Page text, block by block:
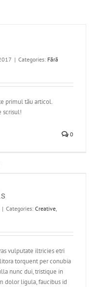
| Categories: Fără
primul tău articol.
scrisul!
0
| Categories: Creative,
vulputate iltricies etri
torquent per conubia
nunc dui, tristique in
dolor ligula, faucibus id